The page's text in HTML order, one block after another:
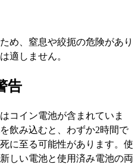
め、窒息や絞扼の危険があり
適しません。
告
コイン電池が含まれていま
飲み込むと、わずか2時間で
に至る可能性があります。使
しい電池と使用済み電池の両